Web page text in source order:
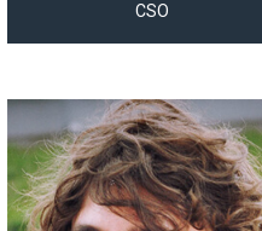
CSO